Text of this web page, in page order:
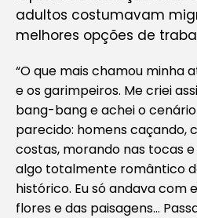
adultos costumavam
melhores opções de
“O que mais chamou minha
e os garimpeiros. Me criei
bang-bange achei o
parecido: homens caçando,
costas, morando nas tocas
algo totalmente romântico
histórico. Eu só andava com
flores e das paisagens…